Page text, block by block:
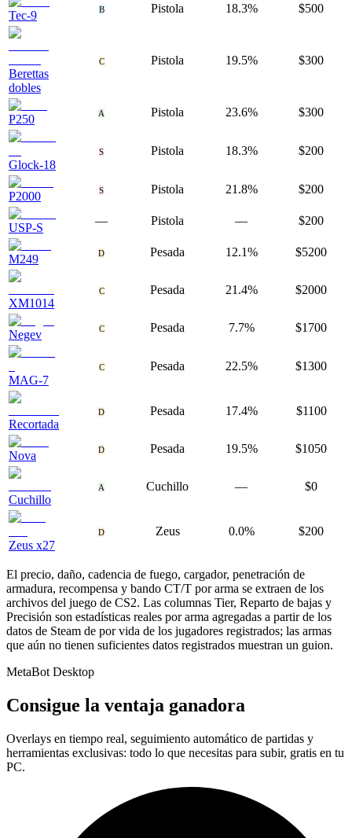
Tec-9 B Pistola 18.3% $500
Berettas
dobles
C Pistola 19.5% $300
P250 A Pistola 23.6% $300
Glock-18
S Pistola 18.3% $200
P2000 S Pistola 21.8% $200
USP-S
— Pistola — $200
M249 D Pesada 12.1% $5200
XM1014
C Pesada 21.4% $2000
Negev C Pesada 7.7% $1700
MAG-7
C Pesada 22.5% $1300
Recortada
D Pesada 17.4% $1100
Nova D Pesada 19.5% $1050
Cuchillo
A Cuchillo — $0
Zeus x27
D Zeus 0.0% $200
El precio, daño, cadencia de fuego, cargador, penetración de
armadura, recompensa y bando CT/T por arma se extraen de los
archivos del juego de CS2. Las columnas Tier, Reparto de bajas y
Precisión son estadísticas reales por arma agregadas a partir de los
datos de Steam de por vida de los jugadores registrados; las armas
que aún no tienen suficientes datos registrados muestran un guion.
MetaBot Desktop
Consigue la ventaja ganadora
Overlays en tiempo real, seguimiento automático de partidas y
herramientas exclusivas: todo lo que necesitas para subir, gratis en tu
PC.